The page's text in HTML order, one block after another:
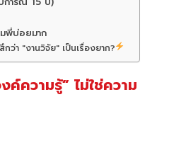
พี่บ่อยมาก
กว่า "งานวิจัย" เป็นเรื่องยาก?
ค์ความรู้” ไม่ใช่ความ